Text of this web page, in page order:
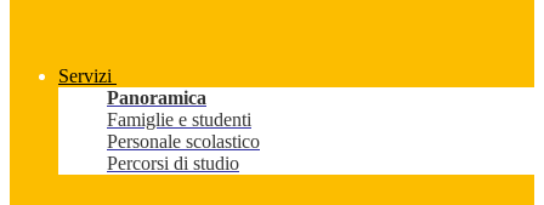
Servizi
Panoramica
Famiglie e studenti
Personale scolastico
Percorsi di studio